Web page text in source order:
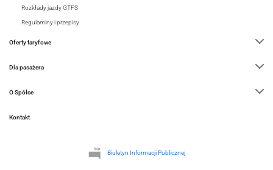
Rozkłady jazdy GTFS
Regulaminy i przepisy
Oferty taryfowe
Dla pasażera
O Spółce
Kontakt
Biuletyn Informacji Publicznej